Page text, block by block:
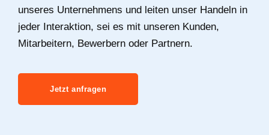
unseres Unternehmens und leiten unser Handeln in
jeder Interaktion, sei es mit unseren Kunden,
Mitarbeitern, Bewerbern oder Partnern.
Jetzt anfragen